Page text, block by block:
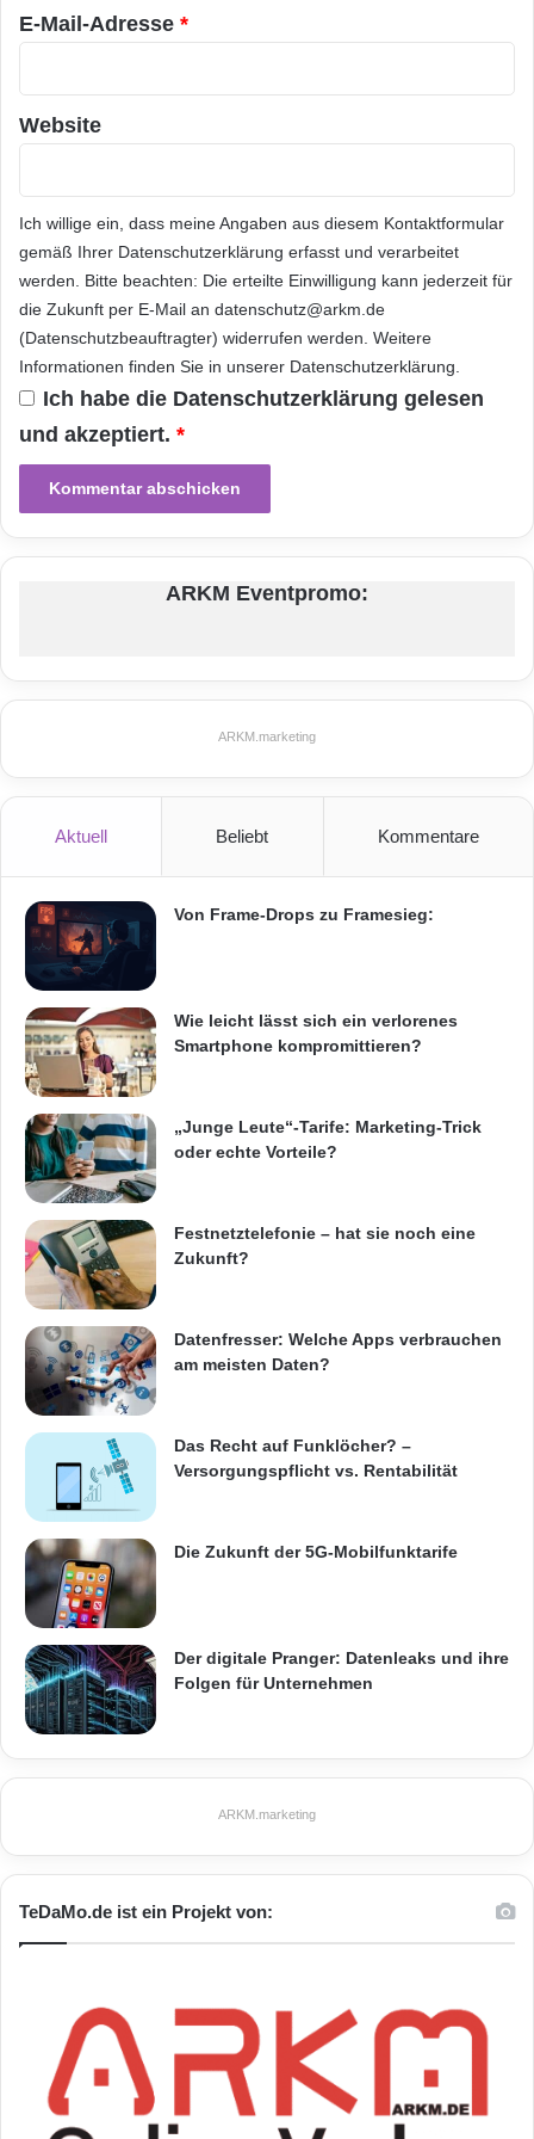
E-Mailadresse : press@mirial.com
Orginal-Meldung:
Festnetz Hardware
Informationstechnik Internet ITK
E-Mail-Adresse *
Website
Ich willige ein, dass meine Angaben aus diesem Kontaktformular
gemäß Ihrer Datenschutzerklärung erfasst und verarbeitet
werden. Bitte beachten: Die erteilte Einwilligung kann jederzeit für
die Zukunft per E-Mail an datenschutz@arkm.de
(Datenschutzbeauftragter) widerrufen werden. Weitere
Informationen finden Sie in unserer Datenschutzerklärung.
Ich habe die Datenschutzerklärung gelesen
und akzeptiert. *
ARKM Eventpromo:
ARKM.marketing
Aktuell Beliebt Kommentare
Von Frame-Drops zu Framesieg:
Wie leicht lässt sich ein verlorenes
Smartphone kompromittieren?
„Junge Leute“-Tarife: Marketing-Trick
oder echte Vorteile?
Festnetztelefonie – hat sie noch eine
Zukunft?
Datenfresser: Welche Apps verbrauchen
am meisten Daten?
Das Recht auf Funklöcher? –
Versorgungspflicht vs. Rentabilität
Die Zukunft der 5G-Mobilfunktarife
Der digitale Pranger: Datenleaks und ihre
Folgen für Unternehmen
ARKM.marketing
TeDaMo.de ist ein Projekt von: